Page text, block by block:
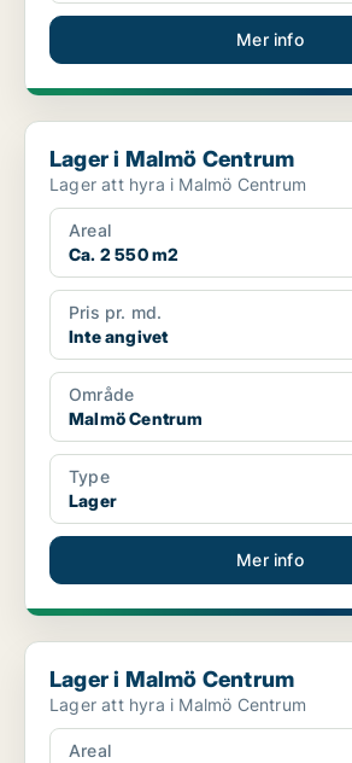
Mer info
Lager i Malmö Centrum
Lager i Malmö Centrum
Lager att hyra i Malmö Centrum
Areal
Ca. 2 550 m2
Pris pr. md.
Inte angivet
Område
Malmö Centrum
Type
Lager
Mer info
Lager i Malmö Centrum
Lager i Malmö Centrum
Lager att hyra i Malmö Centrum
Areal